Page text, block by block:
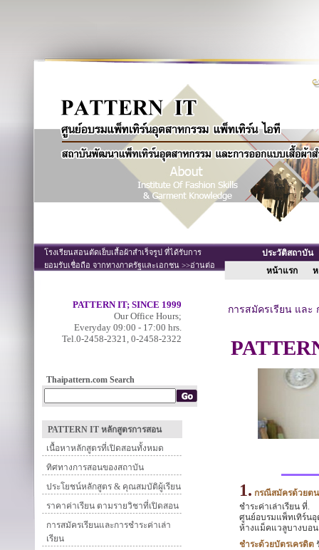
โรงเรียนสอนตัดเย็บเสื้อผ้าสำเร็จรูป ที่ได้รับการ
ยอมรับเชื่อถือ จากทางภาครัฐและเอกชน >>อ่านต่อ
ประวัติสถาบัน
หน้าแรก
ห
PATTERN IT; SINCE 1999
Our Office Hours;
Everyday 09:00 - 17:00 hrs.
Tel.0-2458-2321, 0-2458-2322
Thaipattern.com Search
PATTERN IT หลักสูตรการสอน
เนื้อหาหลักสูตรที่เปิดสอนทั้งหมด
ทิศทางการสอนของสถาบัน
ประโยชน์หลักสูตร & คุณสมบัติผู้เรียน
ราคาค่าเรียน ตามรายวิชาที่เปิดสอน
การสมัครเรียนและการชำระค่าเล่า
เรียน
การสมัครเรียน และ
1. กรณีสมัครด้วยตน
ชำระค่าเล่าเรียน ที่.
ศูนย์อบรมแพ็ทเทิร์นอุ
ห้างแม็คแวลูบางบอ
ชำระด้วยบัตรเครดิต